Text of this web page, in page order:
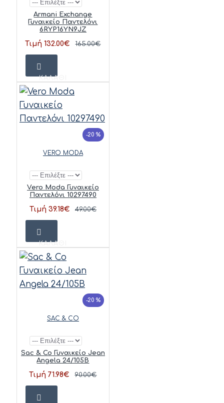
Armani Exchange
Γυναικείο Παντελόνι
6RYP16YN9JZ
Τιμή 132.00€ 165.00€
ΚΑΛΆΘΙ
-20 %
VERO MODA
Vero Moda Γυναικείο
Παντελόνι 10297490
Τιμή 39.18€ 49.00€
ΚΑΛΆΘΙ
-20 %
SAC & CO
Sac & Co Γυναικείο Jean
Angela 24/105B
Τιμή 71.98€ 90.00€